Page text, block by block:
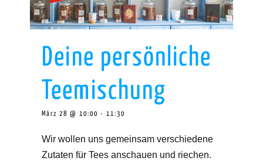
Deine persönliche
Teemischung
März 28 @ 10:00 - 11:30
Wir wollen uns gemeinsam verschiedene
Zutaten für Tees anschauen und riechen.